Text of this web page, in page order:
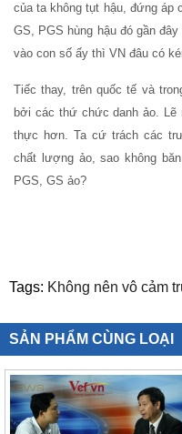
của ta không tụt hậu, đứng áp
GS, PGS hùng hậu đó gần
vào con số ấy thì VN đâu có
Tiếc thay, trên quốc tế và
bởi các thứ chức danh ảo. Lẽ
thực hơn. Ta cứ trách các
chất lượng ảo, sao không
PGS, GS ảo?
Tags: Không nên vô cảm
SẢN PHẨM CÙNG LOẠI